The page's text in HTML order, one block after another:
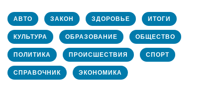
АВТО ЗАКОН ЗДОРОВЬЕ ИТОГИ
КУЛЬТУРА ОБРАЗОВАНИЕ ОБЩЕСТВО
ПОЛИТИКА ПРОИСШЕСТВИЯ СПОРТ
СПРАВОЧНИК ЭКОНОМИКА